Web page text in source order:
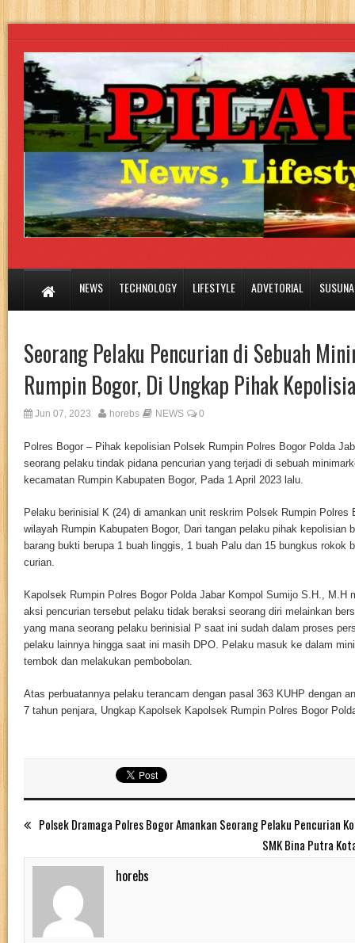
NEWS TECHNOLOGY LIFESTYLE ADVETORIAL
Seorang Pelaku Pencurian di Sebuah
Rumpin Bogor, Di Ungkap Pihak
Jun 07, 2023 horebs NEWS 0
Polres Bogor – Pihak kepolisian Polsek Rumpin Polres Bogor Polda
seorang pelaku tindak pidana pencurian yang terjadi di sebuah
kecamatan Rumpin Kabupaten Bogor, Pada 1 April 2023 lalu.
Pelaku berinisial K (24) di amankan unit reskrim Polsek Rumpin Polres
wilayah Rumpin Kabupaten Bogor, Dari tangan pelaku pihak kepolisian
barang bukti berupa 1 buah linggis, 1 buah Palu dan 15 bungkus rokok
curian.
Kapolsek Rumpin Polres Bogor Polda Jabar Kompol Sumijo S.H., M.H
aksi pencurian tersebut pelaku tidak beraksi seorang diri melainkan
yang mana seorang pelaku berinisial P saat ini sudah dalam proses
pelaku lainnya hingga saat ini masih DPO. Pelaku masuk ke dalam
tembok dan melakukan pembobolan.
Atas perbuatannya pelaku terancam dengan pasal 363 KUHP dengan
7 tahun penjara, Ungkap Kapolsek Kapolsek Rumpin Polres Bogor
Polsek Dramaga Polres Bogor Amankan Seorang Pelaku Pencurian
SMK Bina Putra
horebs